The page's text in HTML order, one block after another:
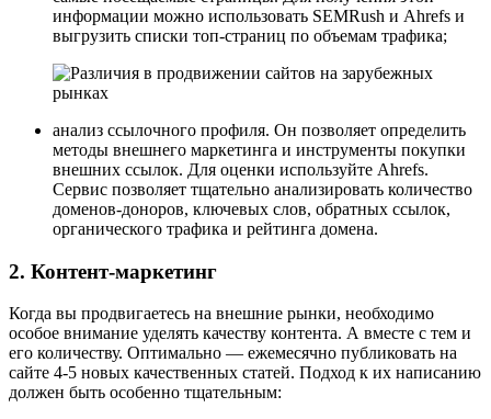
информации можно использовать SEMRush и Ahrefs и
выгрузить списки топ-страниц по объемам трафика;
анализ ссылочного профиля. Он позволяет определить
методы внешнего маркетинга и инструменты покупки
внешних ссылок. Для оценки используйте Ahrefs.
Сервис позволяет тщательно анализировать количество
доменов-доноров, ключевых слов, обратных ссылок,
органического трафика и рейтинга домена.
2. Контент-маркетинг
Когда вы продвигаетесь на внешние рынки, необходимо
особое внимание уделять качеству контента. А вместе с тем и
его количеству. Оптимально — ежемесячно публиковать на
сайте 4-5 новых качественных статей. Подход к их написанию
должен быть особенно тщательным: